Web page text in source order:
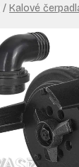
/ Kalové